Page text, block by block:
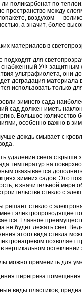
ли поликарбонат по
пространство между
воздухом —
а значит, более
материалов в
подходят для
снабженный УФ-
ультрафиолета, они
деградация
использовать только
зимнего сада
сад должен иметь
Большое количество
особенно важно в
дождь смывает с
удаление снега с крыши
температур на
оказывается
зимних садов. Это
в значительной мере
стекло с
решает стекло с
электропроводящее
Главное
не будет лежать снег.
этого вида стекла
позволяет
вертикальном остеклении
можно применить для
перегрева помещения
виды пластиков,